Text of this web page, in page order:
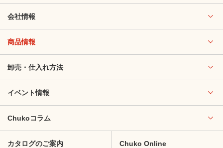
会社情報
商品情報
卸売・仕入れ方法
イベント情報
Chukoコラム
カタログのご案内 Chuko Online